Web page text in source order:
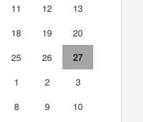
11 12
13
18 19
20
25 26
27
1 2
3
8 9 10